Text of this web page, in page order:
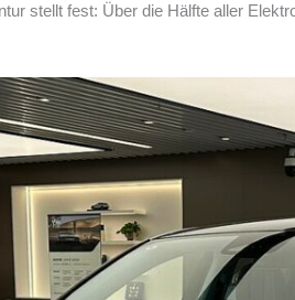
stellt fest: Über die Hälfte aller